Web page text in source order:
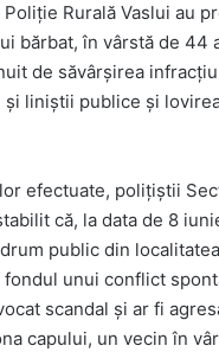
Rurală Vaslui au
bărbat, în vârstă de 44
de săvârșirea
liniștii publice și
efectuate, polițiștii
că, la data de 8
public din
fondul unui conflict
scandal și ar fi
capului, un vecin în